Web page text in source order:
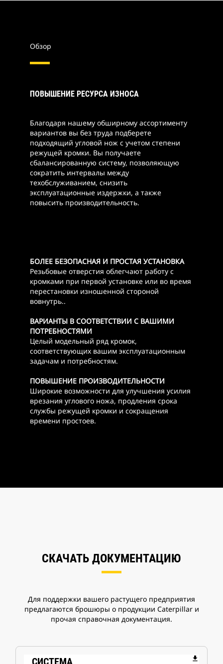
Обзор
ПОВЫШЕНИЕ РЕСУРСА ИЗНОСА
Благодаря нашему обширному ассортименту
вариантов вы без труда подберете
подходящий угловой нож с учетом степени
режущей кромки. Вы получаете
сбалансированную систему, позволяющую
сократить интервалы между
техобслуживанием, снизить
эксплуатационные издержки, а также
повысить производительность.
БОЛЕЕ БЕЗОПАСНАЯ И ПРОСТАЯ УСТАНОВКА
Резьбовые отверстия облегчают работу с
кромками при первой установке или во время
перестановки изношенной стороной
вовнутрь..
ВАРИАНТЫ В СООТВЕТСТВИИ С ВАШИМИ
ПОТРЕБНОСТЯМИ
Целый модельный ряд кромок,
соответствующих вашим эксплуатационным
задачам и потребностям.
ПОВЫШЕНИЕ ПРОИЗВОДИТЕЛЬНОСТИ
Широкие возможности для улучшения усилия
врезания углового ножа, продления срока
службы режущей кромки и сокращения
времени простоев.
СКАЧАТЬ ДОКУМЕНТАЦИЮ
Для поддержки вашего растущего предприятия
предлагаются брошюры о продукции Caterpillar и
прочая справочная документация.
СИСТЕМА file_download